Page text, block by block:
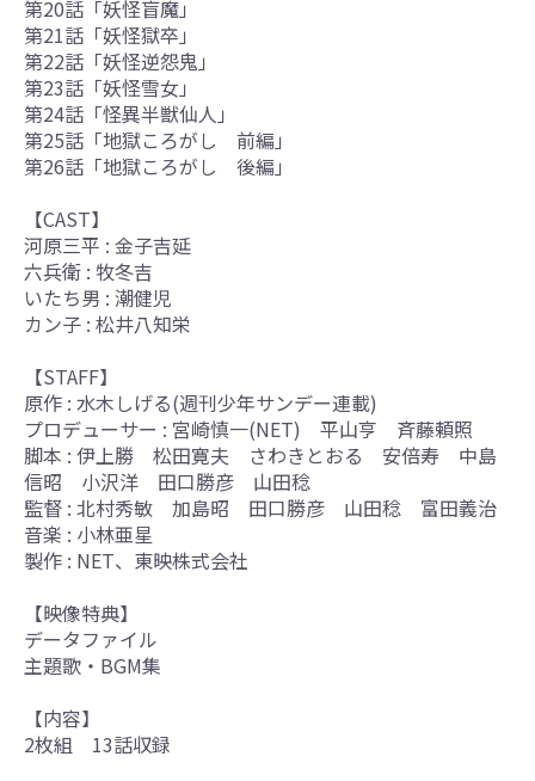
第20話「妖怪盲魔」
第21話「妖怪獄卒」
第22話「妖怪逆怨鬼」
第23話「妖怪雪女」
第24話「怪異半獣仙人」
第25話「地獄ころがし 前編」
第26話「地獄ころがし 後編」
【CAST】
河原三平 : 金子吉延
六兵衛 : 牧冬吉
いたち男 : 潮健児
カン子 : 松井八知栄
【STAFF】
原作 : 水木しげる(週刊少年サンデー連載)
プロデューサー : 宮崎慎一(NET) 平山亨 斉藤頼照
脚本 : 伊上勝 松田寛夫 さわきとおる 安倍寿 中島
信昭 小沢洋 田口勝彦 山田稔
監督 : 北村秀敏 加島昭 田口勝彦 山田稔 富田義治
音楽 : 小林亜星
製作 : NET、東映株式会社
【映像特典】
データファイル
主題歌・BGM集
【内容】
2枚組 13話収録